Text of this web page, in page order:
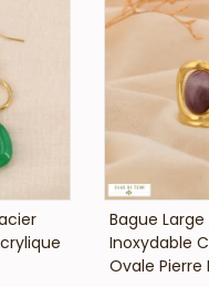
(conformément aux lois
VOIR
Bague
Inoxydable
Ovale Pierre